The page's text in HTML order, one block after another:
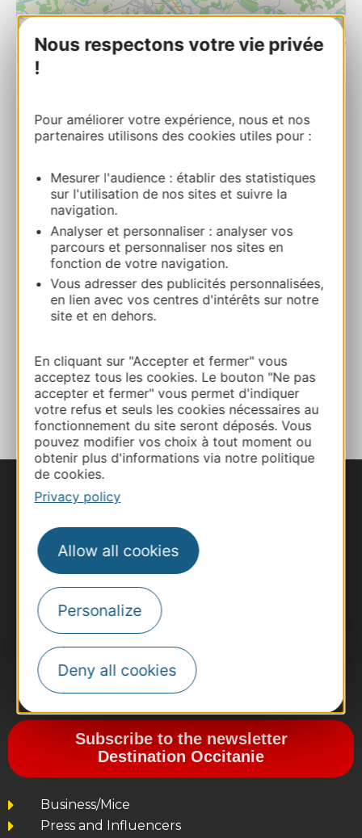
Nous respectons votre vie privée
!
Pour améliorer votre expérience, nous et nos
partenaires utilisons des cookies utiles pour :
Mesurer l'audience : établir des statistiques
sur l'utilisation de nos sites et suivre la
navigation.
Analyser et personnaliser : analyser vos
parcours et personnaliser nos sites en
fonction de votre navigation.
Vous adresser des publicités personnalisées,
en lien avec vos centres d'intérêts sur notre
site et en dehors.
En cliquant sur "Accepter et fermer" vous
acceptez tous les cookies. Le bouton "Ne pas
accepter et fermer" vous permet d'indiquer
votre refus et seuls les cookies nécessaires au
fonctionnement du site seront déposés. Vous
pouvez modifier vos choix à tout moment ou
obtenir plus d'informations via notre politique
de cookies.
Privacy policy
Allow all cookies
Personalize
Deny all cookies
Leaflet | Map data ©OpenStreetMap contributors
3633 Route de Molières 82130
LAFRANCAISE
Route & access
05 63 26 48 48
E-mail
ADD TO FAVORITES
#VoyageOccitanie
Subscribe to the newsletter
Destination Occitanie
Business/Mice
Press and Influencers